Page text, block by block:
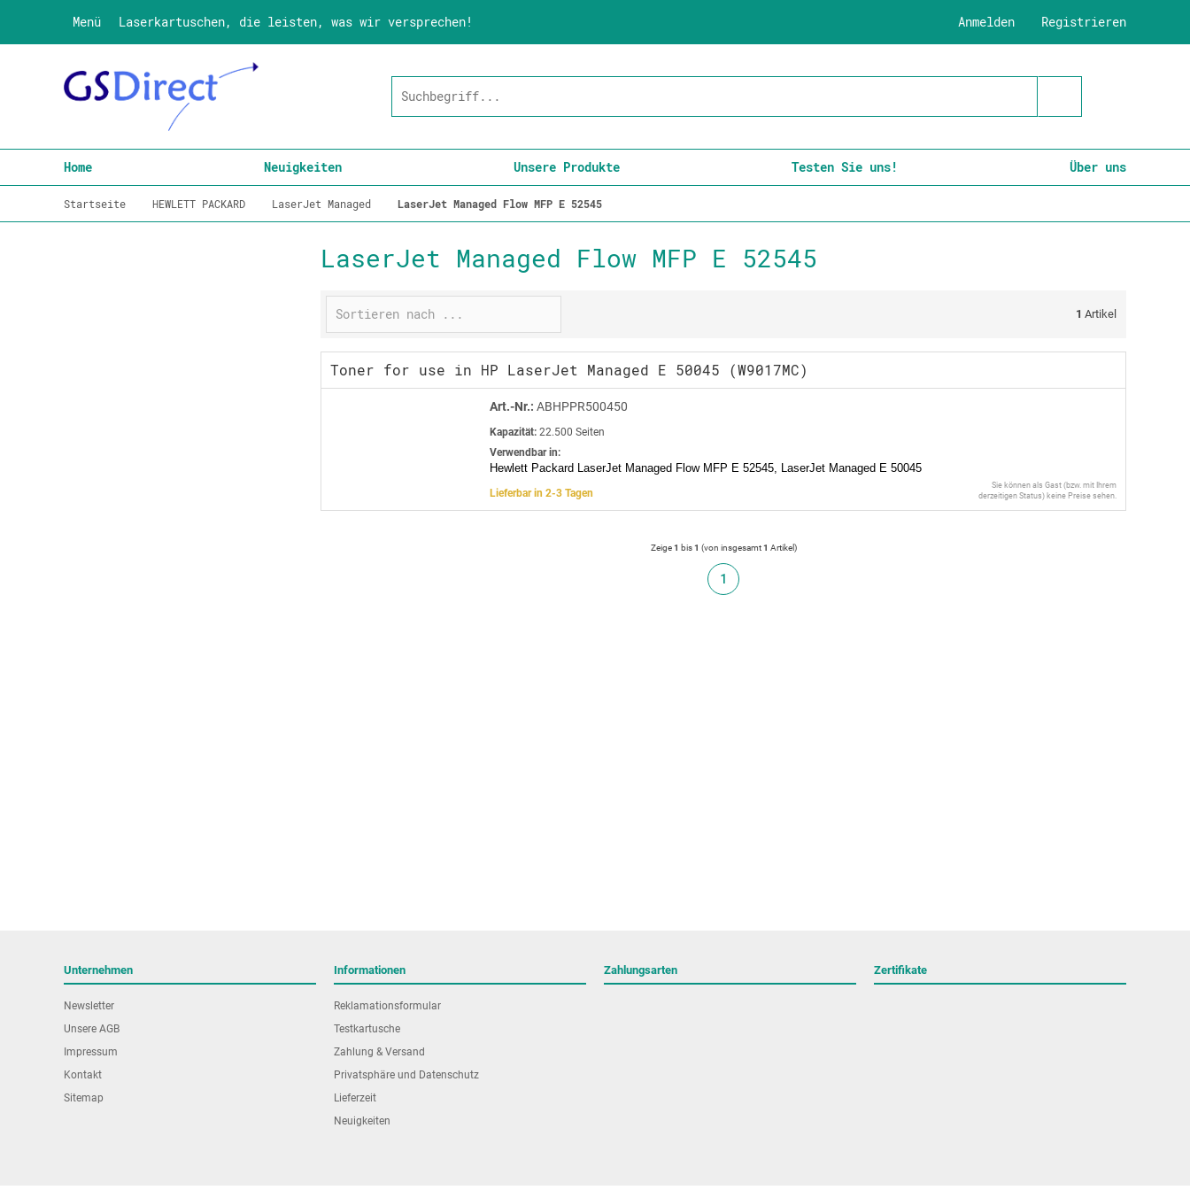
Menü Laserkartuschen, die leisten, was wir versprechen! Registrieren
Anmelden
Home Neuigkeiten Unsere Produkte Testen Sie uns! Über uns
Startseite HEWLETT PACKARD LaserJet Managed LaserJet Managed Flow MFP E 52545
LaserJet Managed Flow MFP E 52545
1 Artikel
Toner for use in HP LaserJet Managed E 50045 (W9017MC)
Art.-Nr.: ABHPPR500450
Kapazität: 22.500 Seiten
Verwendbar in:
Hewlett Packard LaserJet Managed Flow MFP E 52545, LaserJet Managed E 50045
Lieferbar in 2-3 Tagen
Sie können als Gast (bzw. mit Ihrem
derzeitigen Status) keine Preise sehen.
Zeige1 bis1 (von insgesamt1 Artikel)
1
Unternehmen
Newsletter
Unsere AGB
Impressum
Kontakt
Sitemap
Informationen
Reklamationsformular
Testkartusche
Zahlung & Versand
Privatsphäre und Datenschutz
Lieferzeit
Neuigkeiten
Zahlungsarten Zertifikate